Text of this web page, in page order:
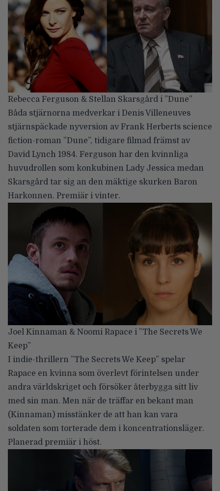
Rebecca Ferguson & Stellan Skarsgård i ”Dune”
Båda stjärnorna medverkar i Denis Villeneuves
stjärnspäckade nyversion av Frank Herberts science
fiction-roman ”Dune”, tidigare filmad främst av
David Lynch 1984. Ferguson har den kvinnliga
huvudrollen som konkubinen Lady Jessica medan
Skarsgård tar sig an den mäktige skurken Baron
Harkonnen. Premiär i vinter.
Joel Kinnaman & Noomi Rapace i ”The Secrets We
Keep”
I indie-thrillern ”The Secrets We Keep” spelar
Rapace en kvinna som överlevt förintelsen under
andra världskriget och försöker återbygga sitt liv
med sin man. Men när de träffar en bekant man
(Kinnaman) misstänker de att han kan vara
soldaten som torterade dem i koncentrationsläger.
Planerad premiär i höst.